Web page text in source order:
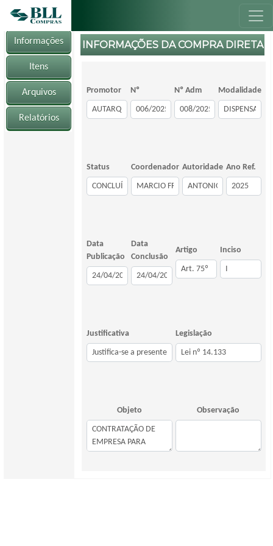
Informações
Itens
Arquivos
Relatórios
INFORMAÇÕES DA COMPRA DIRETA
Promotor Nº Nº Adm Modalidade
Status Coordenador Autoridade Ano Ref.
Data
Publicação
Data
Conclusão
Artigo Inciso
Justificativa Legislação
Objeto Observação